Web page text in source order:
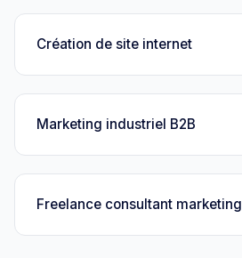
Création de site internet
Marketing industriel B2B
Freelance consultant marketing